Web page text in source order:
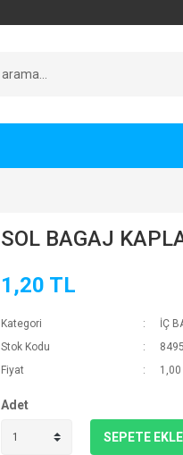
SOL BAGAJ
1,20 TL
Kategori
İÇ
Stok Kodu
Fiyat
1,00
Adet
SEPETE EKLE